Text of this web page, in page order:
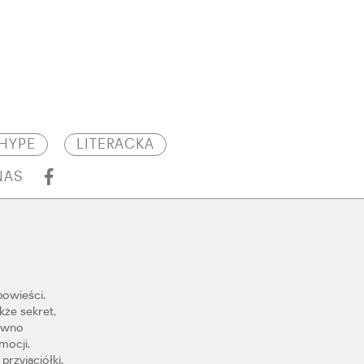
HYPE LITERACKA
sekret,